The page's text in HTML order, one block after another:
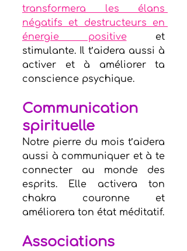
transformera les élans
négatifs et destructeurs en
énergie positive et
stimulante. Il t’aidera aussi à
activer et à améliorer ta
conscience psychique.
Communication
spirituelle
Notre pierre du mois t’aidera
aussi à communiquer et à te
connecter au monde des
esprits. Elle activera ton
chakra couronne et
Associations